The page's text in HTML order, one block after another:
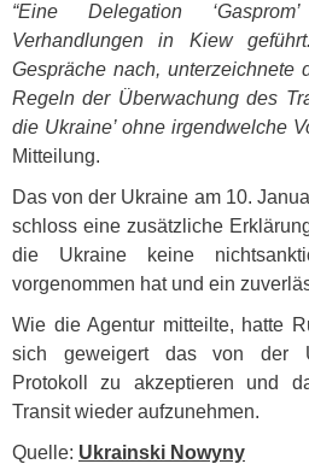
“Eine Delegation
Verhandlungen in Kiew
Gespräche nach, unterzeichnete
Regeln der Überwachung des
die Ukraine’ ohne irgendwelche
Mitteilung.
Das von der Ukraine am 10.
schloss eine zusätzliche
die Ukraine keine
vorgenommen hat und ein
Wie die Agentur mitteilte, hatte
sich geweigert das von der
Protokoll zu akzeptieren und
Transit wieder aufzunehmen.
Quelle: Ukrainski Nowyny